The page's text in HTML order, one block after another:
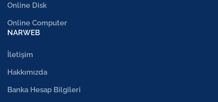
Online Disk
Online Computer
NARWEB
İletişim
Hakkımızda
Banka Hesap Bilgileri